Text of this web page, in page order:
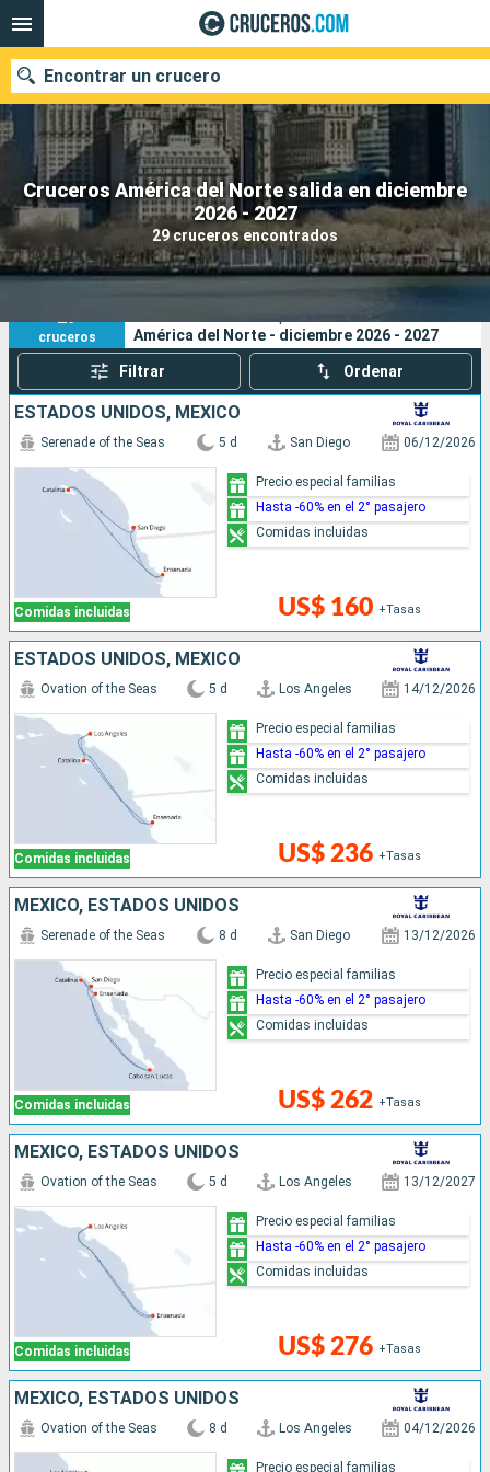
Cruceros América del Norte salida en diciembre
2026 - 2027
29 cruceros encontrados
Encontrar un crucero
Nuestros destinos
Fecha de salida
Buscar
29
cruceros
América del Norte - diciembre 2026 - 2027
Filtrar Ordenar
ESTADOS UNIDOS, MÉXICO
Comidas incluidas
Serenade of the Seas 5 d San Diego 06/12/2026
US$ 160 +Tasas
Precio especial familias
Hasta -60% en el 2° pasajero
Comidas incluidas
ESTADOS UNIDOS, MÉXICO
Comidas incluidas
Ovation of the Seas 5 d Los Angeles 14/12/2026
US$ 236 +Tasas
Precio especial familias
Hasta -60% en el 2° pasajero
Comidas incluidas
MÉXICO, ESTADOS UNIDOS
Comidas incluidas
Serenade of the Seas 8 d San Diego 13/12/2026
US$ 262 +Tasas
Precio especial familias
Hasta -60% en el 2° pasajero
Comidas incluidas
MÉXICO, ESTADOS UNIDOS
Comidas incluidas
Ovation of the Seas 5 d Los Angeles 13/12/2027
US$ 276 +Tasas
Precio especial familias
Hasta -60% en el 2° pasajero
Comidas incluidas
MÉXICO, ESTADOS UNIDOS
Ovation of the Seas 8 d Los Angeles 04/12/2026
Precio especial familias